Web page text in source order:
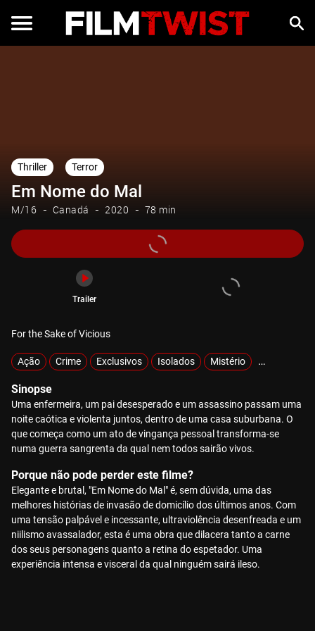
Thriller Terror
Em Nome do Mal
M/16 Canadá 2020 78 min
Trailer
For the Sake of Vicious
Ação Crime Exclusivos Isolados Mistério Raptados
Sinopse
Uma enfermeira, um pai desesperado e um assassino passam uma
noite caótica e violenta juntos, dentro de uma casa suburbana. O
que começa como um ato de vingança pessoal transforma-se
numa guerra sangrenta da qual nem todos sairão vivos.
Porque não pode perder este filme?
Elegante e brutal, "Em Nome do Mal" é, sem dúvida, uma das
melhores histórias de invasão de domicílio dos últimos anos. Com
uma tensão palpável e incessante, ultraviolência desenfreada e um
niilismo avassalador, esta é uma obra que dilacera tanto a carne
dos seus personagens quanto a retina do espetador. Uma
experiência intensa e visceral da qual ninguém sairá ileso.